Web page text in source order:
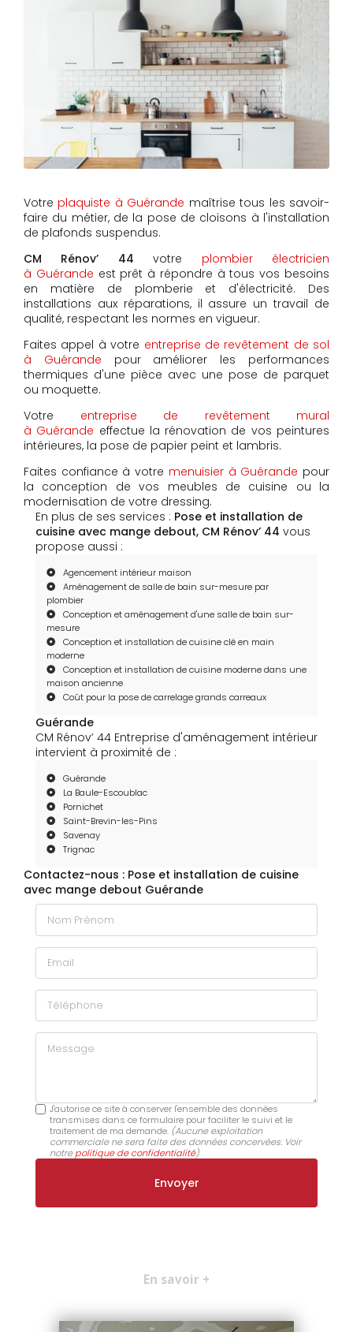
Votre plaquiste à Guérande maîtrise tous les savoir-
faire du métier, de la pose de cloisons à l'installation
de plafonds suspendus.
CM Rénov’ 44 votre plombier électricien
à Guérande est prêt à répondre à tous vos besoins
en matière de plomberie et d'électricité. Des
installations aux réparations, il assure un travail de
qualité, respectant les normes en vigueur.
Faites appel à votre entreprise de revêtement de sol
à Guérande pour améliorer les performances
thermiques d'une pièce avec une pose de parquet
ou moquette.
Votre entreprise de revêtement mural
à Guérande effectue la rénovation de vos peintures
intérieures, la pose de papier peint et lambris.
Faites confiance à votre menuisier à Guérande pour
la conception de vos meubles de cuisine ou la
modernisation de votre dressing.
En plus de ses services : Pose et installation de
cuisine avec mange debout, CM Rénov’ 44 vous
propose aussi :
Agencement intérieur maison
Aménagement de salle de bain sur-mesure par
plombier
Conception et aménagement d'une salle de bain sur-
mesure
Conception et installation de cuisine clé en main
moderne
Conception et installation de cuisine moderne dans une
maison ancienne
Coût pour la pose de carrelage grands carreaux
Guérande
CM Rénov’ 44 Entreprise d'aménagement intérieur
intervient à proximité de :
Guérande
La Baule-Escoublac
Pornichet
Saint-Brevin-les-Pins
Savenay
Trignac
Contactez-nous : Pose et installation de cuisine
avec mange debout Guérande
Nom Prénom
Email
Téléphone
Message
J'autorise ce site à conserver l'ensemble des données
transmises dans ce formulaire pour faciliter le suivi et le
traitement de ma demande. (Aucune exploitation
commerciale ne sera faite des données concervées. Voir
notrepolitique de confidentialité)
En savoir +